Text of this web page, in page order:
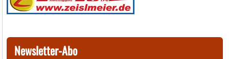
Newsletter-Abo